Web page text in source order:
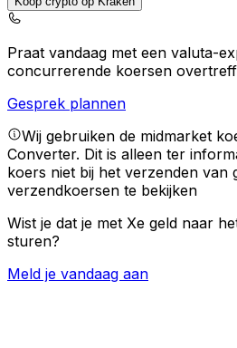
Praat vandaag met een valuta-
concurrerende koersen
Gesprek plannen
Wij gebruiken de midmarket
Converter. Dit is alleen ter
koers niet bij het verzenden van
verzendkoersen te bekijken
Wist je dat je met Xe geld naar
sturen?
Meld je vandaag aan